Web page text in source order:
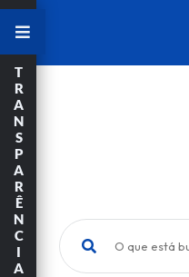
O que está buscando?
T
R
A
N
S
P
A
R
Ê
N
C
I
A